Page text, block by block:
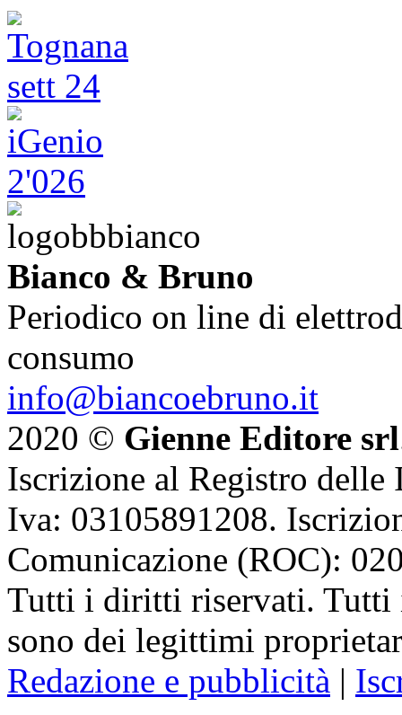
Bianco & Bruno
Periodico on line di
consumo
info@biancoebruno.it
2020 © Gienne Editore srl
Iscrizione al Registro delle
Iva: 03105891208.
Comunicazione (ROC):
Tutti i diritti riservati. Tutti
sono dei legittimi
Redazione e pubblicità |